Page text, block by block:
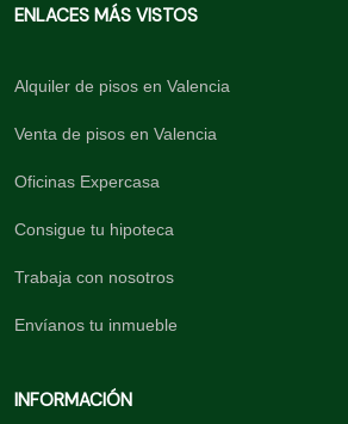
ENLACES MÁS VISTOS
Alquiler de pisos en Valencia
Venta de pisos en Valencia
Oficinas Expercasa
Consigue tu hipoteca
Trabaja con nosotros
Envíanos tu inmueble
INFORMACIÓN